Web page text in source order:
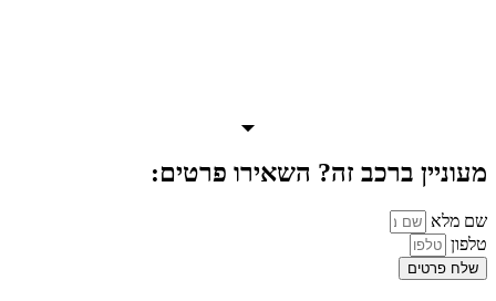
מעוניין ברכב זה? השאירו פרטים:
שם מלא
טלפון
שלח פרטים